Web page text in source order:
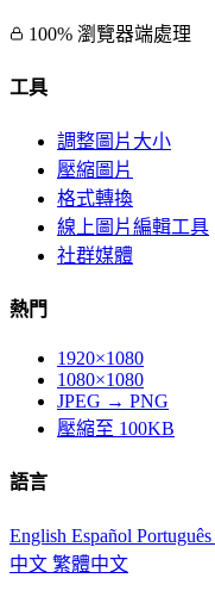
100% 瀏覽器端處理
工具
調整圖片大小
壓縮圖片
格式轉換
線上圖片編輯工具
社群媒體
熱門
1920×1080
1080×1080
JPEG → PNG
壓縮至 100KB
語言
English Español Português
中文 繁體中文